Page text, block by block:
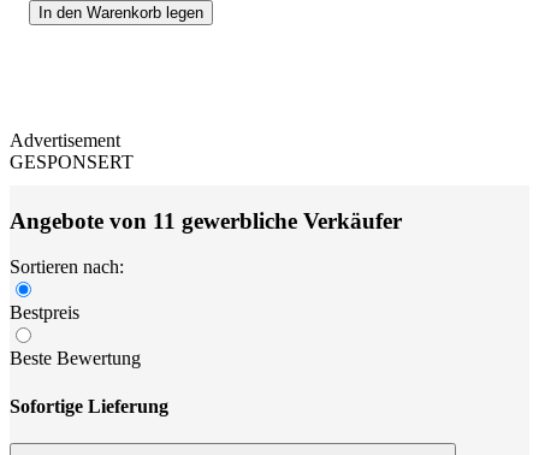
In den Warenkorb legen
Advertisement
GESPONSERT
Angebote von 11 gewerbliche Verkäufer
Sortieren nach:
Bestpreis
Beste Bewertung
Sofortige Lieferung